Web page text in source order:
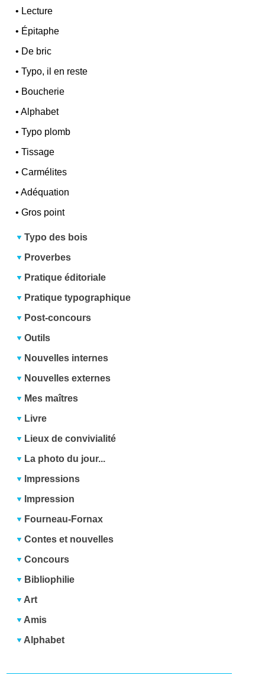
• Lecture
• Épitaphe
• De bric
•Typo, il en reste
• Boucherie
•Alphabet
•Typo plomb
•Tissage
•Carmélites
•Adéquation
•Gros point
Typo des bois
Proverbes
Pratique éditoriale
Pratique typographique
Post-concours
Outils
Nouvelles internes
Nouvelles externes
Mes maîtres
Livre
Lieux de convivialité
La photo du jour...
Impressions
Impression
Fourneau-Fornax
Contes et nouvelles
Concours
Bibliophilie
Art
Amis
Alphabet